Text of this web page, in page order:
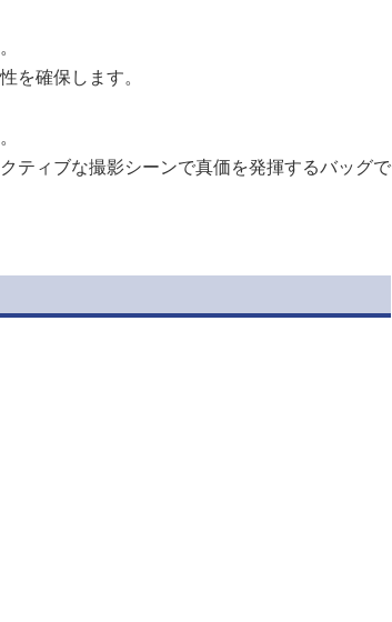
を確保します。
ティブな撮影シーンで真価を発揮するバッグで